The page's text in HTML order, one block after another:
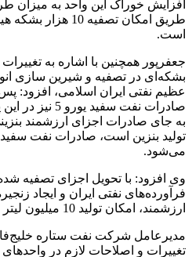
افزایش خوراک این واحد به میزان
طریق امکان تصفیه
است.
جعفرپور همچنین با اشاره به
بشکه‌ای در تصفیه و شیرین سازی
عظیم نفتی ایران اسلامی، افزود: پس
صادرات نفت
به جای صادرات اجزای ارزشمند
تولید بنزین است، صادرات نفت سفید
می‌شود.
وی افزود: با تحویل اجزای تصفیه
فرآورده‌های نفتی ایران و ایجاد
ارزشمند، امکان تولید 10 میلیون لیتر بنزین نیز فراهم شده است.
مدیرعامل شرکت نفت ستاره
تغییرات و اصلاحات لازم در واحدهای